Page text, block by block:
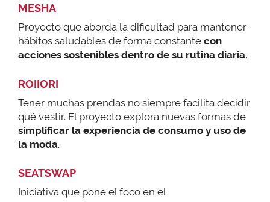
MESHA
Proyecto que aborda la dificultad para mantener
hábitos saludables de forma constante con
acciones sostenibles dentro de su rutina diaria.
ROIIORI
Tener muchas prendas no siempre facilita decidir
qué vestir. El proyecto explora nuevas formas de
simplificar la experiencia de consumo y uso de
la moda.
SEATSWAP
Iniciativa que pone el foco en el